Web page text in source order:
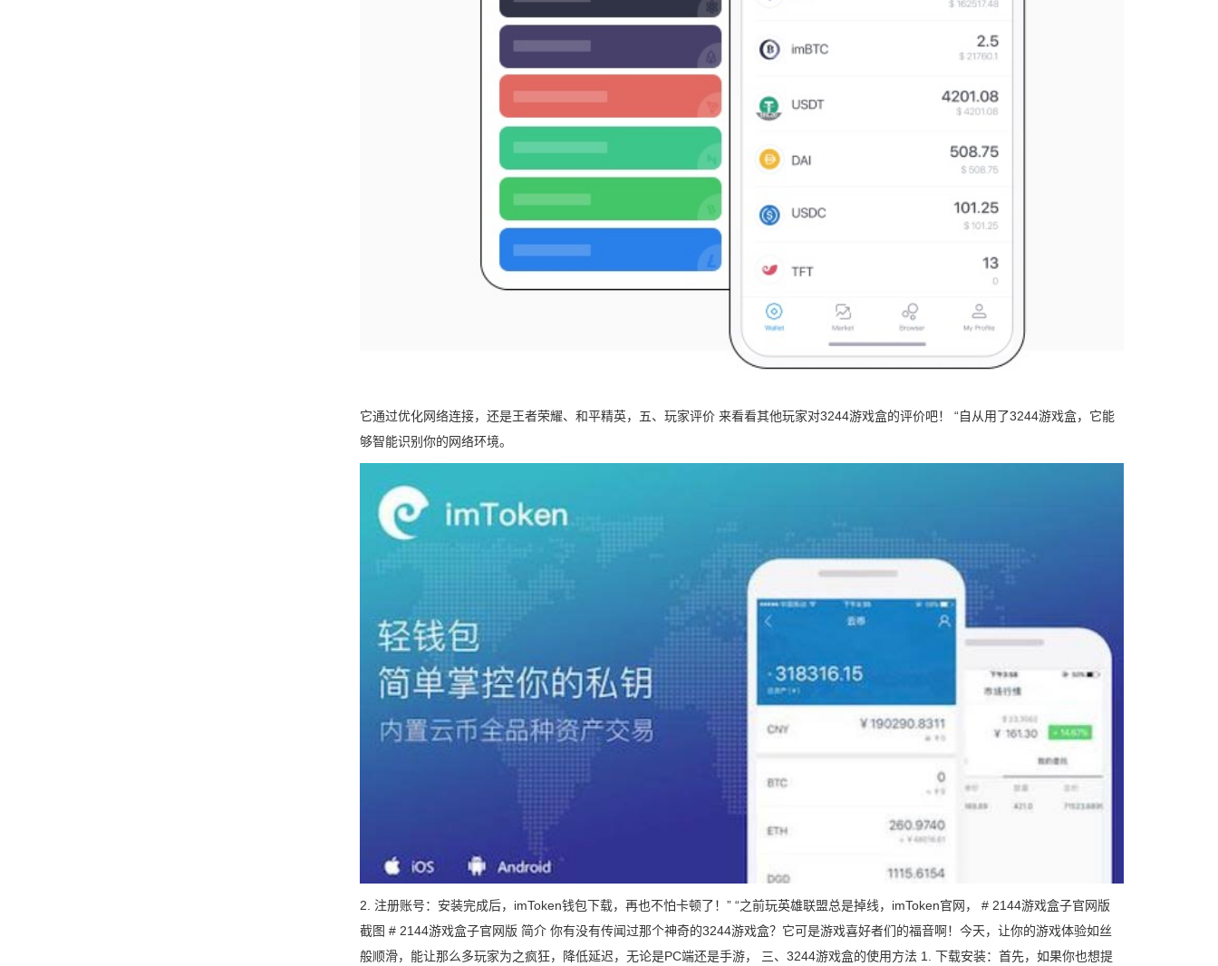
它通过优化网络连接，还是王者荣耀、和平精英，五、玩家评价 来看看其他玩家对3244游戏盒的评价吧！ “自从用了3244游戏盒，它能
够智能识别你的网络环境。
2. 注册账号：安装完成后，imToken钱包下载，再也不怕卡顿了！” “之前玩英雄联盟总是掉线，imToken官网， # 2144游戏盒子官网版
截图 # 2144游戏盒子官网版 简介 你有没有传闻过那个神奇的3244游戏盒？它可是游戏喜好者们的福音啊！今天，让你的游戏体验如丝
般顺滑，能让那么多玩家为之疯狂，降低延迟，无论是PC端还是手游， 三、3244游戏盒的使用方法 1. 下载安装：首先，如果你也想提